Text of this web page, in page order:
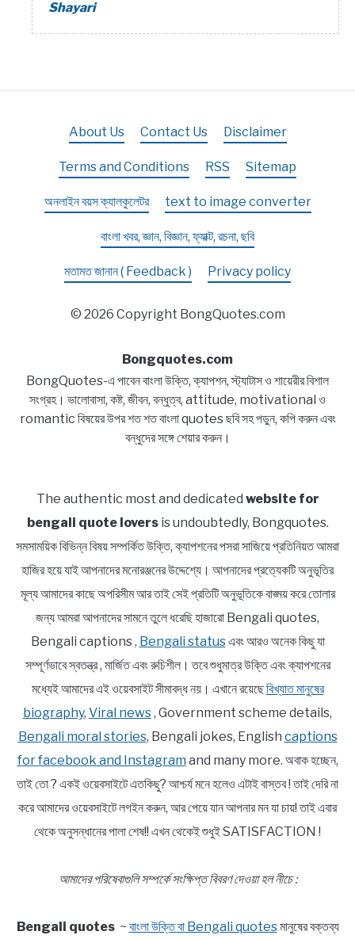
Shayari
About Us Contact Us Disclaimer
Terms and Conditions RSS Sitemap
অনলাইন বয়স ক্যালকুলেটর text to image converter
বাংলা খবর, জ্ঞান, বিজ্ঞান, ফ্যাক্ট, রচনা, ছবি
মতামত জানান ( Feedback ) Privacy policy
© 2026 Copyright BongQuotes.com
Bongquotes.com
BongQuotes-এ পাবেন বাংলা উক্তি, ক্যাপশন, স্ট্যাটাস ও শায়েরীর বিশাল
সংগ্রহ। ভালোবাসা, কষ্ট, জীবন, বন্ধুত্ব, attitude, motivational ও
romantic বিষয়ের উপর শত শত বাংলা quotes ছবি সহ পড়ুন, কপি করুন এবং
বন্ধুদের সঙ্গে শেয়ার করুন।
The authentic most and dedicated website for
bengali quote loversis undoubtedly, Bongquotes.
সমসাময়িক বিভিন্ন বিষয় সম্পর্কিত উক্তি, ক্যাপশনের পসরা সাজিয়ে প্রতিনিয়ত আমরা
হাজির হয়ে যাই আপনাদের মনোরঞ্জনের উদ্দেশ্যে। আপনাদের প্রত্যেকটি অনুভূতির
মূল্য আমাদের কাছে অপরিসীম আর তাই সেই প্রতিটি অনুভূতিকে বাঙ্ময় করে তোলার
জন্য আমরা আপনাদের সামনে তুলে ধরেছি হাজারো Bengali quotes,
Bengali captions , Bengali statusএবং আরও অনেক কিছু যা
সম্পূর্ণভাবে স্বতন্ত্র , মার্জিত এবং রুচিশীল। তবে শুধুমাত্র উক্তি এবং ক্যাপশনের
মধ্যেই আমাদের এই ওয়েবসাইট সীমাবদ্ধ নয়। এখানে রয়েছেবিখ্যাত মানুষের
biography, Viral news, Government scheme details,
Bengali moral stories, Bengali jokes, English captions
for facebook and Instagram and many more. অবাক হচ্ছেন,
তাই তো ? একই ওয়েবসাইটে এতকিছু? আশ্চর্য মনে হলেও এটাই বাস্তব ! তাই দেরি না
করে আমাদের ওয়েবসাইটে লগইন করুন, আর পেয়ে যান আপনার মন যা চায়! তাই এবার
থেকে অনুসন্ধানের পালা শেষ!! এখন থেকেই শুধুই SATISFACTION !
আমাদের পরিষেবাগুলি সম্পর্কে সংক্ষিপ্ত বিবরণ দেওয়া হল নীচে :
Bengali quotes~ বাংলা উক্তি বা Bengali quotesমানুষের বক্তব্য